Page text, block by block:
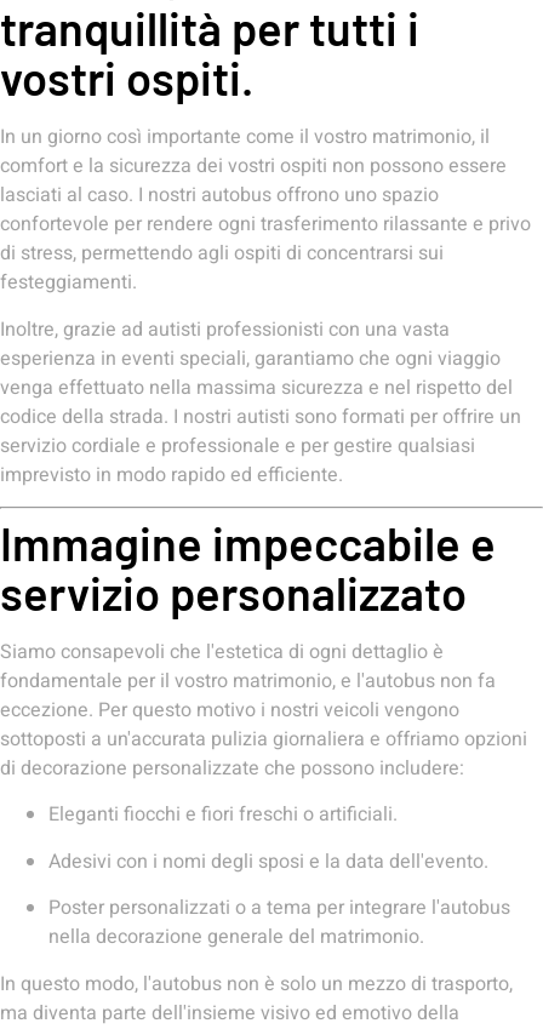
tranquillità per tutti i
vostri ospiti.
In un giorno così importante come il vostro matrimonio, il
comfort e la sicurezza dei vostri ospiti non possono essere
lasciati al caso. I nostri autobus offrono uno spazio
confortevole per rendere ogni trasferimento rilassante e privo
di stress, permettendo agli ospiti di concentrarsi sui
festeggiamenti.
Inoltre, grazie ad autisti professionisti con una vasta
esperienza in eventi speciali, garantiamo che ogni viaggio
venga effettuato nella massima sicurezza e nel rispetto del
codice della strada. I nostri autisti sono formati per offrire un
servizio cordiale e professionale e per gestire qualsiasi
imprevisto in modo rapido ed efficiente.
Immagine impeccabile e
servizio personalizzato
Siamo consapevoli che l'estetica di ogni dettaglio è
fondamentale per il vostro matrimonio, e l'autobus non fa
eccezione. Per questo motivo i nostri veicoli vengono
sottoposti a un'accurata pulizia giornaliera e offriamo opzioni
di decorazione personalizzate che possono includere:
Eleganti fiocchi e fiori freschi o artificiali.
Adesivi con i nomi degli sposi e la data dell'evento.
Poster personalizzati o a tema per integrare l'autobus
nella decorazione generale del matrimonio.
In questo modo, l'autobus non è solo un mezzo di trasporto,
ma diventa parte dell'insieme visivo ed emotivo della